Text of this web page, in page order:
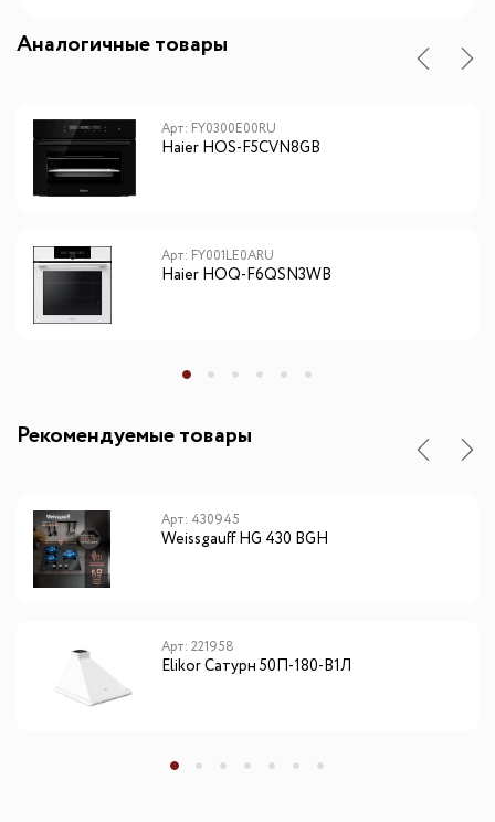
Аналогичные товары
Арт: FY0300E00RU
Haier HOS-F5CVN8GB
Арт: FY001LE0ARU
Haier HOQ-F6QSN3WB
Рекомендуемые товары
Арт: 430945
Weissgauff HG 430 BGH
Арт: 221958
Elikor Сатурн 50П-180-В1Л